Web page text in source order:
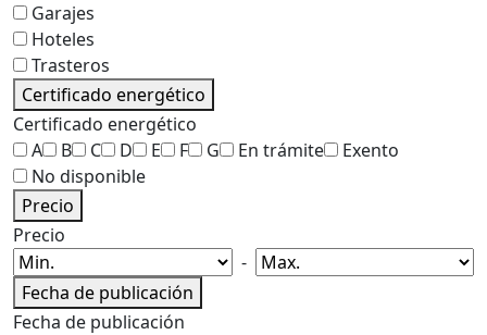
Garajes
Hoteles
Trasteros
Certificado energético
Certificado energético
A
B C D E F G En trámite
Exento
No disponible
Precio
Precio
-
Fecha de publicación
Fecha de publicación